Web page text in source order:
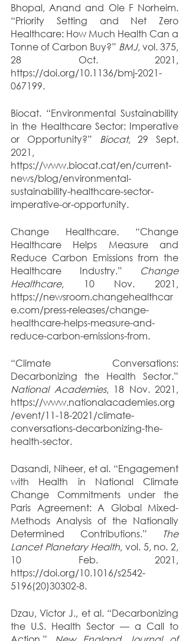
Bhopal, Anand and Ole F Norheim.
“Priority Setting and Net Zero
Healthcare: How Much Health Can a
Tonne of Carbon Buy?” BMJ, vol. 375,
28 Oct. 2021,
https://doi.org/10.1136/bmj-2021-
067199.
Biocat. “Environmental Sustainability
in the Healthcare Sector: Imperative
or Opportunity?” Biocat, 29 Sept.
2021,
https://www.biocat.cat/en/current-
news/blog/environmental-
sustainability-healthcare-sector-
imperative-or-opportunity.
Change Healthcare. “Change
Healthcare Helps Measure and
Reduce Carbon Emissions from the
Healthcare Industry.” Change
Healthcare, 10 Nov. 2021,
https://newsroom.changehealthcar
e.com/press-releases/change-
healthcare-helps-measure-and-
reduce-carbon-emissions-from.
“Climate Conversations:
National Academies, 18 Nov. 2021,
https://www.nationalacademies.org
/event/11-18-2021/climate-
conversations-decarbonizing-the-
health-sector.
Dasandi, Niheer, et al. “Engagement
with Health in National Climate
Change Commitments under the
Paris Agreement: A Global Mixed-
Methods Analysis of the Nationally
Determined Contributions.”
The
Lancet Planetary Health, vol. 5, no. 2,
10 Feb. 2021,
https://doi.org/10.1016/s2542-
5196(20)30302-8.
Dzau, Victor J., et al. “Decarbonizing
the U.S. Health Sector — a Call to